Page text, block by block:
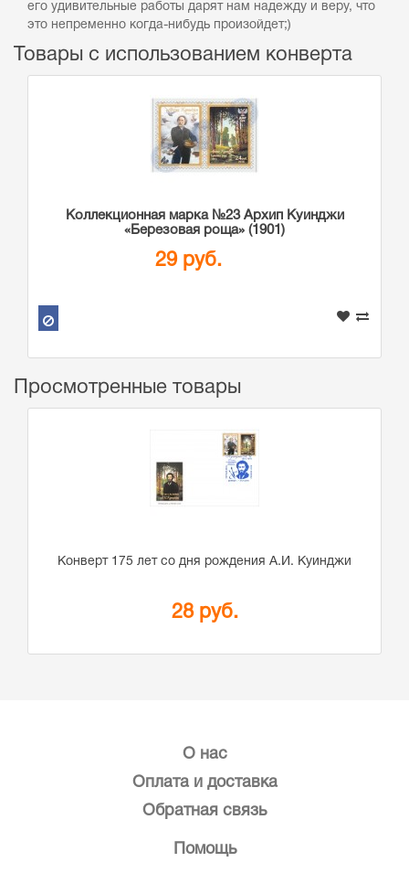
его удивительные работы дарят нам надежду и веру, что
это непременно когда-нибудь произойдет;)
Товары с использованием конверта
Коллекционная марка №23 Архип Куинджи
«Березовая роща» (1901)
29 руб.
Просмотренные товары
Конверт 175 лет со дня рождения А.И. Куинджи
28 руб.
О нас
Оплата и доставка
Обратная связь
Помощь